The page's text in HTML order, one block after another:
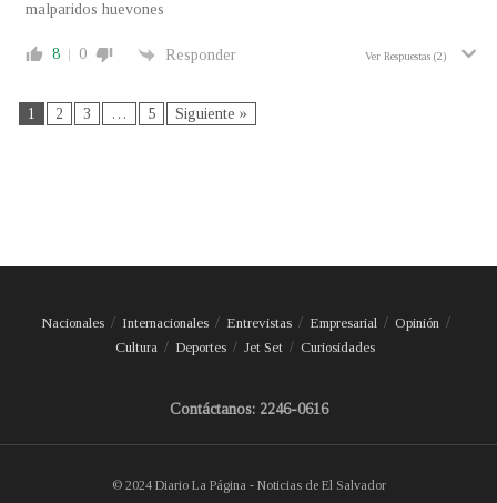
malparidos huevones
8 0 Responder Ver Respuestas (2)
1 2 3 … 5 Siguiente »
Nacionales Internacionales Entrevistas Empresarial
Opinión
Cultura
Deportes Jet Set Curiosidades
Contáctanos: 2246-0616
© 2024 Diario La Página - Noticias de El Salvador